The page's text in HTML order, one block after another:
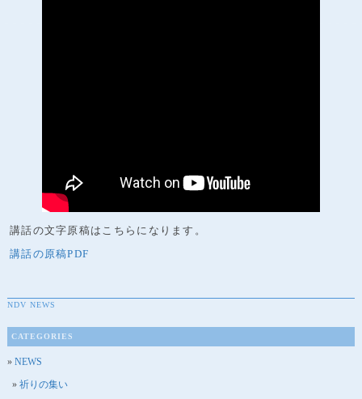
講話の文字原稿はこちらになります。
講話の原稿PDF
NDV NEWS
CATEGORIES
NEWS
祈りの集い